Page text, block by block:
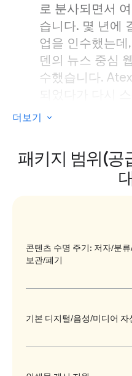
로 분사되면서
습니다. 몇 년에
업을 인수했는
덴의 뉴스 중심
수했습니다.
주요 경영진은
고 있습니다. 현
으로 두고 있으
통해 지속적으
Atex Web 모두
'ACE'(Atex
더보기
패키지 범위(공
콘텐츠 수명 주기: 저자/분
보관/폐기
기본 디지털/음성/미디어 자